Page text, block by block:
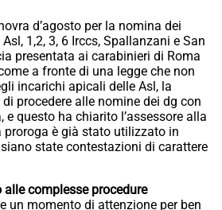
d’agosto per la nomina dei
1,2, 3, 6 Irccs, Spallanzani e San
presentata ai carabinieri di Roma
a fronte di una legge che non
incarichi apicali delle Asl, la
procedere alle nomine dei dg con
e questo ha chiarito l’assessore alla
proroga è già stato utilizzato in
state contestazioni di carattere
alle complesse procedure
un momento di attenzione per ben